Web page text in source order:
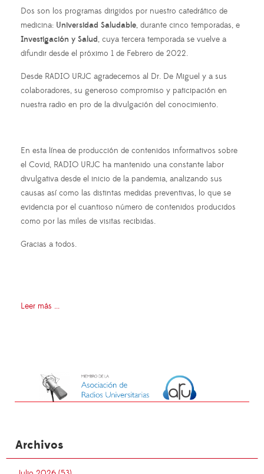
Dos son los programas dirigidos por nuestro catedrático de
medicina: Universidad Saludable, durante cinco temporadas, e
Investigación y Salud, cuya tercera temporada se vuelve a
difundir desde el próximo 1 de Febrero de 2022.
Desde RADIO URJC agradecemos al Dr. De Miguel y a sus
colaboradores, su generoso compromiso y paticipación en
nuestra radio en pro de la divulgación del conocimiento.
En esta línea de producción de contenidos informativos sobre
el Covid, RADIO URJC ha mantenido una constante labor
divulgativa desde el inicio de la pandemia, analizando sus
causas así como las distintas medidas preventivas, lo que se
evidencia por el cuantioso número de contenidos producidos
como por las miles de visitas recibidas.
Gracias a todos.
Leer más ...
Archivos